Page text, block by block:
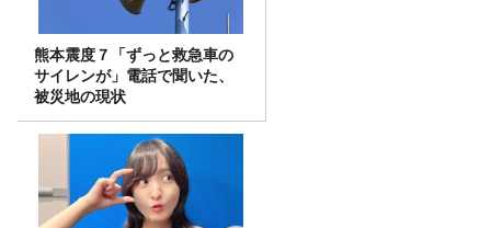
熊本震度７「ずっと救急車の
サイレンが」電話で聞いた、
被災地の現状